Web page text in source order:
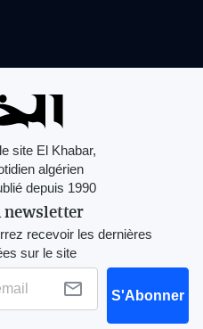
site El Khabar,
algérien
depuis 1990
newsletter
recevoir les dernières
sur le site
S'Abonner